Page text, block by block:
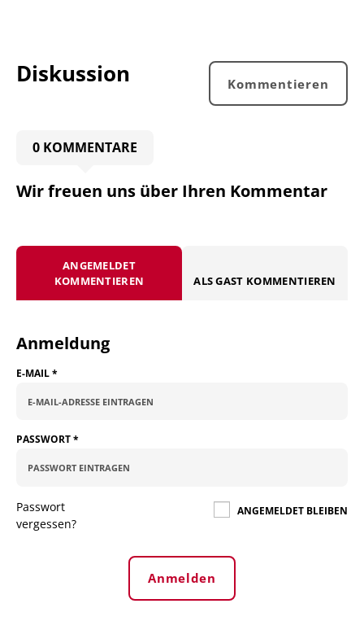
Diskussion Kommentieren
0 KOMMENTARE
Wir freuen uns über Ihren Kommentar
ANGEMELDET
KOMMENTIEREN
ALS GAST KOMMENTIEREN
Anmeldung
E-MAIL*
PASSWORT*
Passwort
vergessen?
ANGEMELDET BLEIBEN
Anmelden